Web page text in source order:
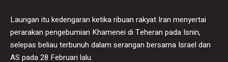
Laungan itu kedengaran ketika ribuan rakyat Iran menyertai
perarakan pengebumian Khamenei di Teheran pada Isnin,
selepas beliau terbunuh dalam serangan bersama Israel dan
AS pada 28 Februari lalu.